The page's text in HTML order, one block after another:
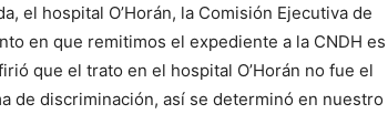
el hospital O’Horán, la Comisión Ejecutiva de
en que remitimos el expediente a la CNDH es
que el trato en el hospital O’Horán no fue el
de discriminación, así se determinó en nuestro